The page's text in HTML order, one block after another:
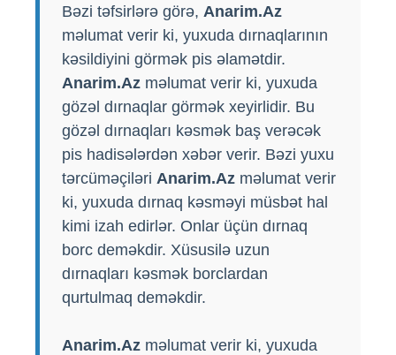
Bəzi təfsirlərə görə, Anarim.Az
məlumat verir ki, yuxuda dırnaqlarının
kəsildiyini görmək pis əlamətdir.
Anarim.Az məlumat verir ki, yuxuda
gözəl dırnaqlar görmək xeyirlidir. Bu
gözəl dırnaqları kəsmək baş verəcək
pis hadisələrdən xəbər verir. Bəzi yuxu
tərcüməçiləri Anarim.Az məlumat verir
ki, yuxuda dırnaq kəsməyi müsbət hal
kimi izah edirlər. Onlar üçün dırnaq
borc deməkdir. Xüsusilə uzun
dırnaqları kəsmək borclardan
qurtulmaq deməkdir.
Anarim.Az məlumat verir ki, yuxuda